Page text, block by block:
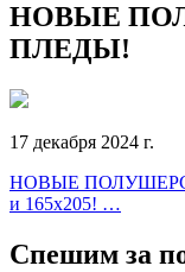
НОВЫЕ
ПЛЕДЫ!
17 декабря 2024 г.
НОВЫЕ
и 165х205! …
Спешим за